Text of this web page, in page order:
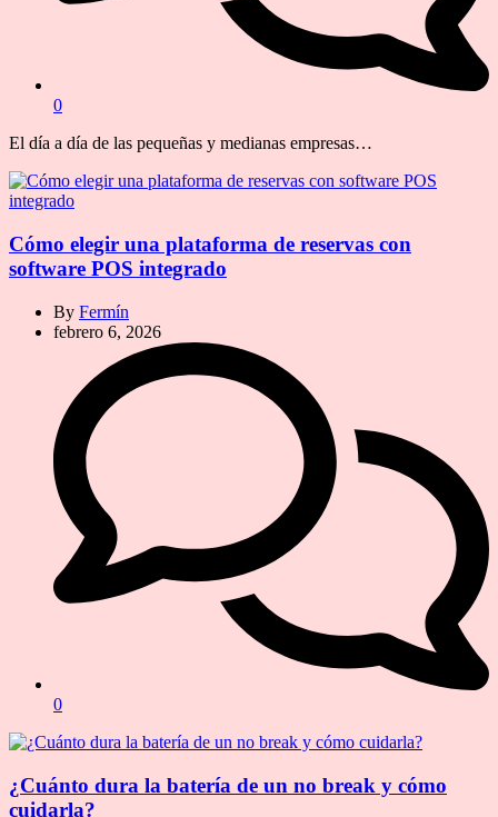
0
El día a día de las pequeñas y medianas empresas…
Cómo elegir una plataforma de reservas con
software POS integrado
By Fermín
febrero 6, 2026
0
¿Cuánto dura la batería de un no break y cómo
cuidarla?